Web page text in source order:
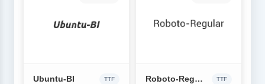
Ubuntu-BI TTF Roboto-Regular TTF